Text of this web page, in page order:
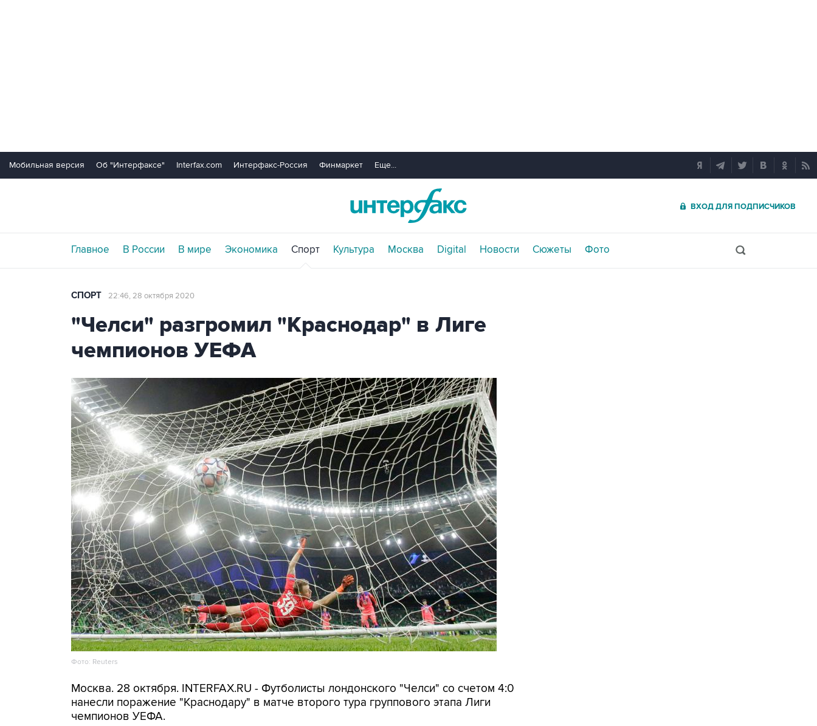
Мобильная версия Об "Интерфаксе" Interfax.com Интерфакс-Россия Финмаркет Еще...
ВХОД ДЛЯ ПОДПИСЧИКОВ
Главное В России В мире Экономика Спорт Культура Москва Digital Новости Сюжеты Фото
СПОРТ 22:46, 28 октября 2020
"Челси" разгромил "Краснодар" в Лиге
чемпионов УЕФА
Фото: Reuters
Москва. 28 октября. INTERFAX.RU - Футболисты лондонского "Челси" со счетом 4:0
нанесли поражение "Краснодару" в матче второго тура группового этапа Лиги
чемпионов УЕФА.